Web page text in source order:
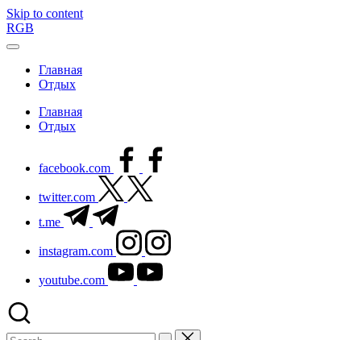
Skip to content
RGB
Главная
Отдых
Главная
Отдых
facebook.com
twitter.com
t.me
instagram.com
youtube.com